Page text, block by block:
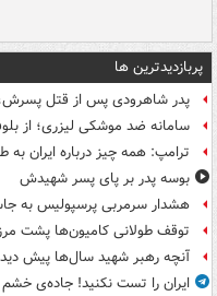
پربازدیدترین ها
پدر شاهرودی پس از قتل
سامانه ضد موشکی لیزری؛ از
ترامپ: همه چیز درباره ایران
بوسه‌ پدر بر پای پسر شهیدش
هشدار سرمربی پرسپولیس به
توقف طولانی کامیون‌ها پشت
آنچه رهبر شهید سال‌ها پیش
ایران را تست نکنید! جاده‌ی خشم